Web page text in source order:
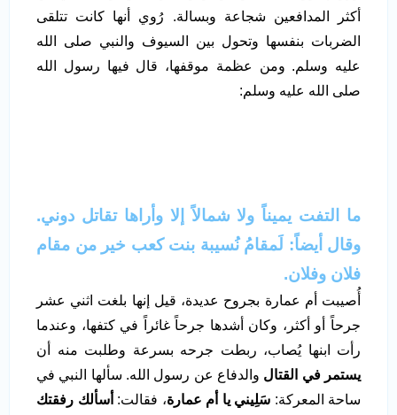
أكثر المدافعين شجاعة وبسالة. رُوي أنها كانت تتلقى
الضربات بنفسها وتحول بين السيوف والنبي صلى الله
عليه وسلم. ومن عظمة موقفها، قال فيها رسول الله
صلى الله عليه وسلم:
ما التفت يميناً ولا شمالاً إلا وأراها تقاتل دوني.
وقال أيضاً: لَمقامُ نُسيبة بنت كعب خير من مقام
فلان وفلان.
أُصيبت أم عمارة بجروح عديدة، قيل إنها بلغت اثني عشر
جرحاً أو أكثر، وكان أشدها جرحاً غائراً في كتفها، وعندما
رأت ابنها يُصاب، ربطت جرحه بسرعة وطلبت منه أن
يستمر في القتال والدفاع عن رسول الله. سألها النبي في
ساحة المعركة: سَلِيني يا أم عمارة، فقالت: أسألك رفقتك